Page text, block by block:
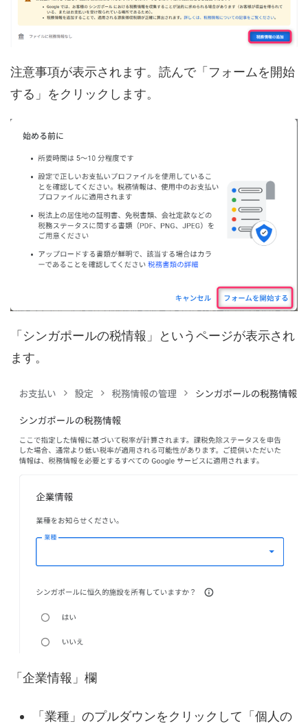
注意事項が表示されます。読んで「フォームを開始
する」をクリックします。
「シンガポールの税情報」というページが表示され
ます。
「企業情報」欄
「業種」のプルダウンをクリックして「個人の